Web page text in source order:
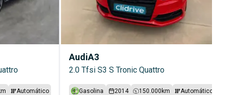
Automático
AudiA3
2.0 Tfsi S3 S Tronic Quattro
Gasolina 2014 150.000 km Automático